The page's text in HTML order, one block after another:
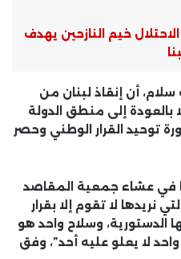
خيم النازحين يهدف
سلام، أن إنقاذ لبنان من
بالعودة إلى منطق الدولة
توحيد القرار الوطني وحصر
في عشاء جمعية المقاصد
نريدها لا تقوم إلا بقرار
الدستورية، وسلاح واحد هو
لا يعلو عليه أحد”، وفق